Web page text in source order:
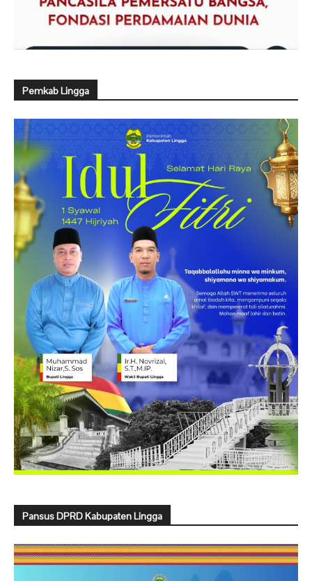
Pemkab Lingga
Pansus DPRD Kabupaten Lingga